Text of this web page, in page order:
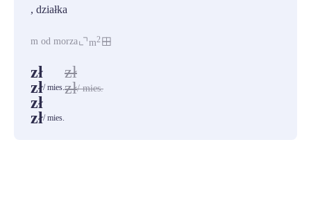
, działka
m od morza m2
zł
zł/ mies.
zł
zł/ mies.
zł
zł/ mies.